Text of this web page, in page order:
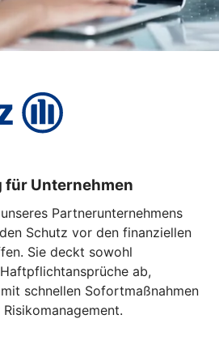
Unternehmen
Partnerunternehmens
Schutz vor den finanziellen
Sie deckt sowohl
ab,
schnellen Sofortmaßnahmen